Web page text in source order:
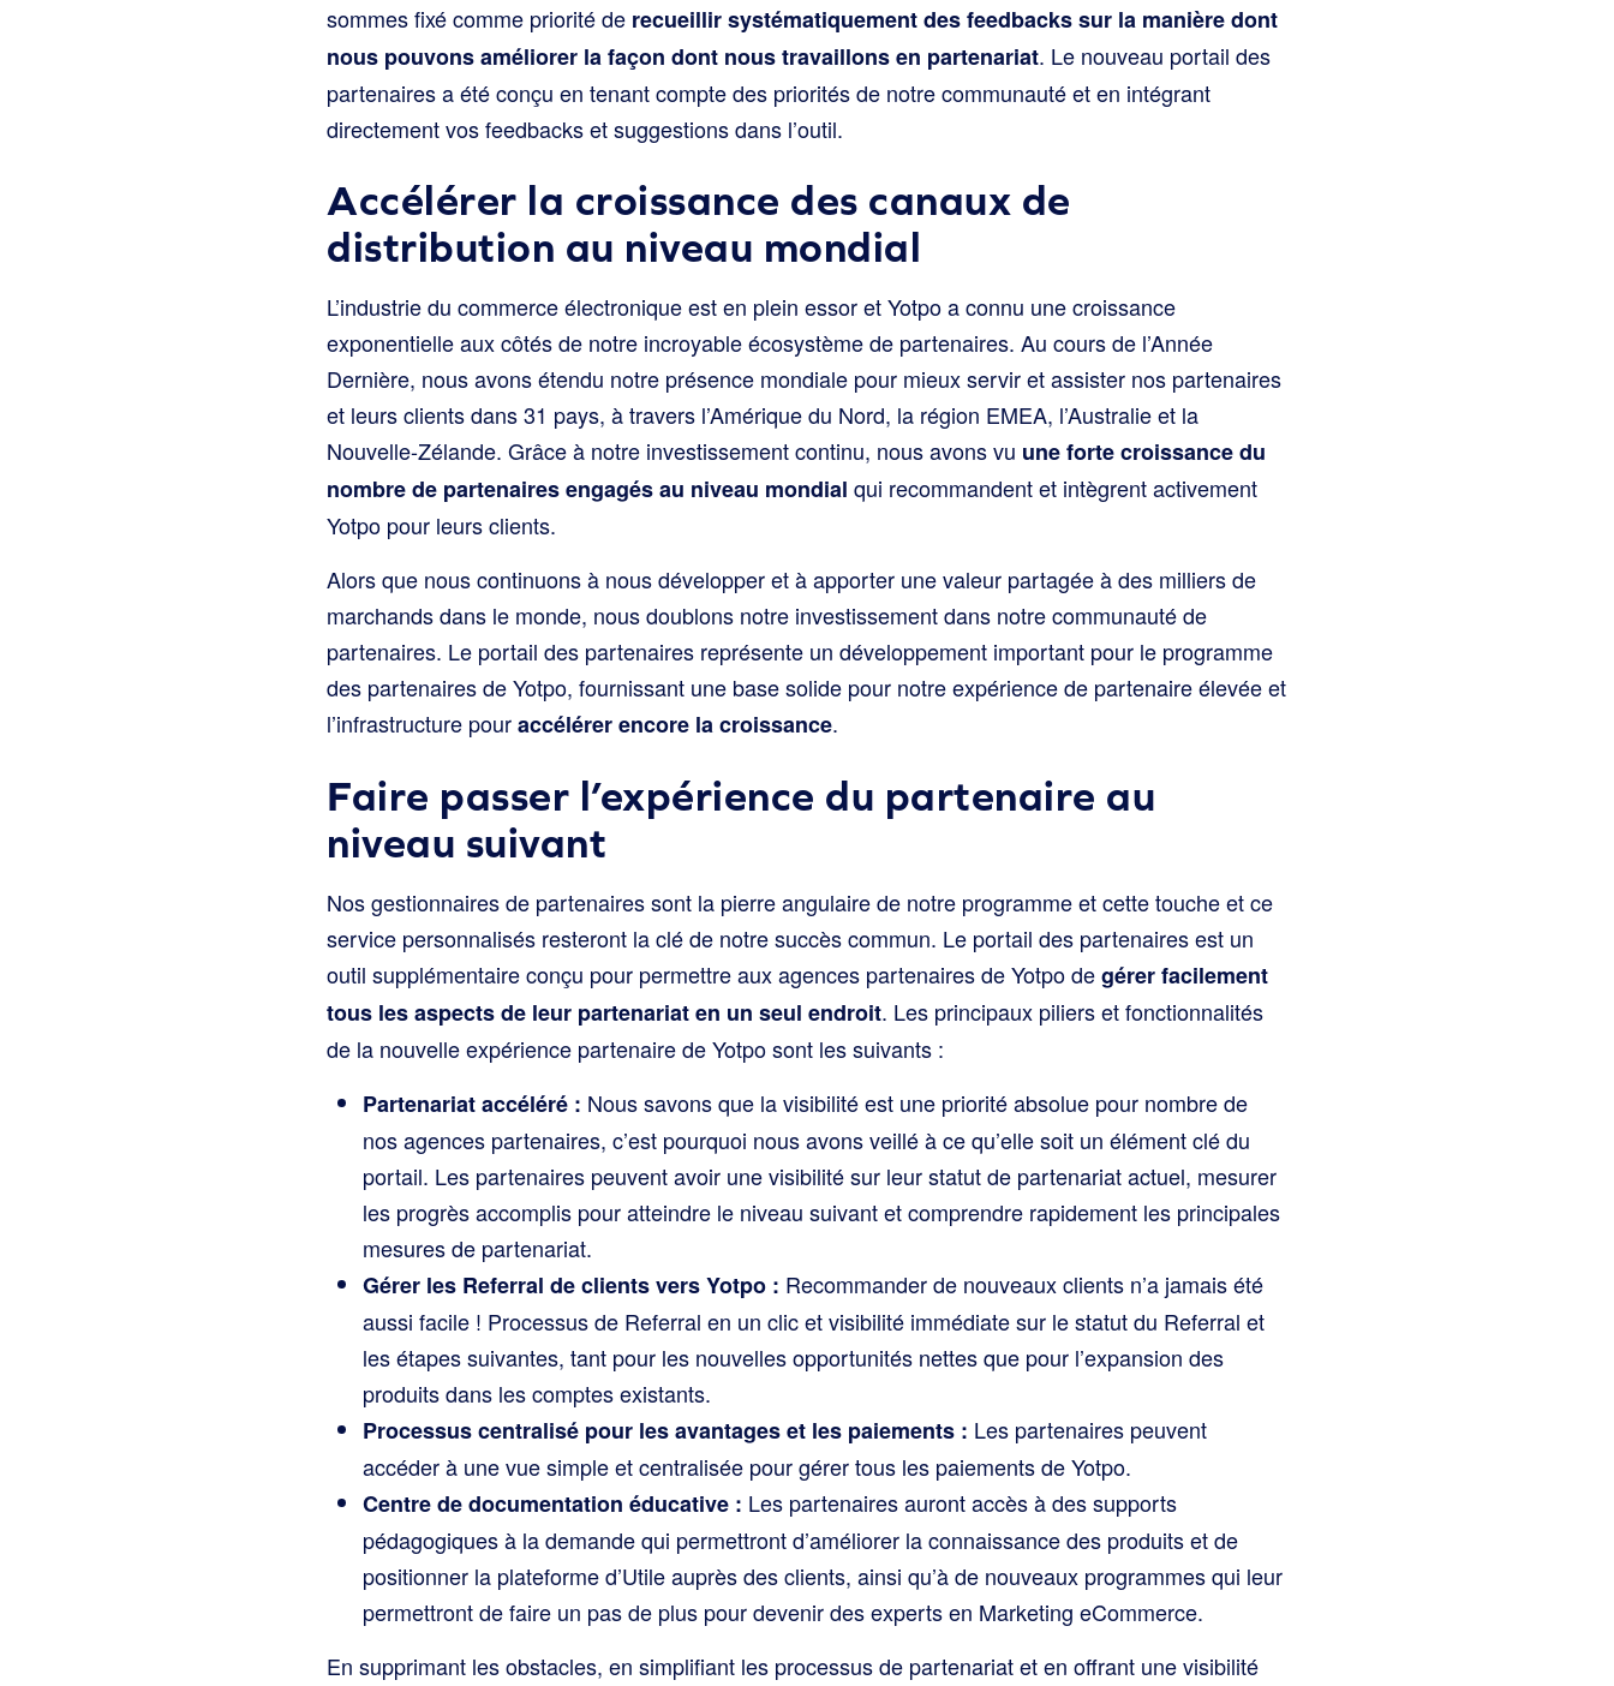
sommes fixé comme priorité de recueillir systématiquement des feedbacks sur la manière dont
nous pouvons améliorer la façon dont nous travaillons en partenariat. Le nouveau portail des
partenaires a été conçu en tenant compte des priorités de notre communauté et en intégrant
directement vos feedbacks et suggestions dans l’outil.
Accélérer la croissance des canaux de
distribution au niveau mondial
L’industrie du commerce électronique est en plein essor et Yotpo a connu une croissance
exponentielle aux côtés de notre incroyable écosystème de partenaires. Au cours de l’Année
Dernière, nous avons étendu notre présence mondiale pour mieux servir et assister nos partenaires
et leurs clients dans 31 pays, à travers l’Amérique du Nord, la région EMEA, l’Australie et la
Nouvelle-Zélande. Grâce à notre investissement continu, nous avons vu une forte croissance du
nombre de partenaires engagés au niveau mondial qui recommandent et intègrent activement
Yotpo pour leurs clients.
Alors que nous continuons à nous développer et à apporter une valeur partagée à des milliers de
marchands dans le monde, nous doublons notre investissement dans notre communauté de
partenaires. Le portail des partenaires représente un développement important pour le programme
des partenaires de Yotpo, fournissant une base solide pour notre expérience de partenaire élevée et
l’infrastructure pouraccélérer encore la croissance.
Faire passer l’expérience du partenaire au
niveau suivant
Nos gestionnaires de partenaires sont la pierre angulaire de notre programme et cette touche et ce
service personnalisés resteront la clé de notre succès commun. Le portail des partenaires est un
outil supplémentaire conçu pour permettre aux agences partenaires de Yotpo degérer facilement
tous les aspects de leur partenariat en un seul endroit. Les principaux piliers et fonctionnalités
de la nouvelle expérience partenaire de Yotpo sont les suivants :
Partenariat accéléré : Nous savons que la visibilité est une priorité absolue pour nombre de
nos agences partenaires, c’est pourquoi nous avons veillé à ce qu’elle soit un élément clé du
portail. Les partenaires peuvent avoir une visibilité sur leur statut de partenariat actuel, mesurer
les progrès accomplis pour atteindre le niveau suivant et comprendre rapidement les principales
mesures de partenariat.
Gérer les Referral de clients vers Yotpo : Recommander de nouveaux clients n’a jamais été
aussi facile ! Processus de Referral en un clic et visibilité immédiate sur le statut du Referral et
les étapes suivantes, tant pour les nouvelles opportunités nettes que pour l’expansion des
produits dans les comptes existants.
Processus centralisé pour les avantages et les paiements : Les partenaires peuvent
accéder à une vue simple et centralisée pour gérer tous les paiements de Yotpo.
Centre de documentation éducative : Les partenaires auront accès à des supports
pédagogiques à la demande qui permettront d’améliorer la connaissance des produits et de
positionner la plateforme d’Utile auprès des clients, ainsi qu’à de nouveaux programmes qui leur
permettront de faire un pas de plus pour devenir des experts en Marketing eCommerce.
En supprimant les obstacles, en simplifiant les processus de partenariat et en offrant une visibilité